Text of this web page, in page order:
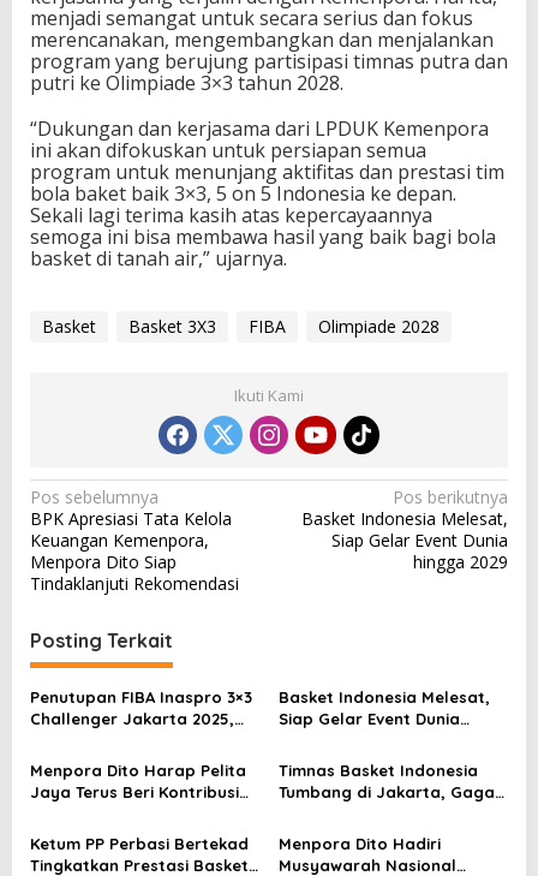
menjadi semangat untuk secara serius dan fokus
merencanakan, mengembangkan dan menjalankan
program yang berujung partisipasi timnas putra dan
putri ke Olimpiade 3×3 tahun 2028.
“Dukungan dan kerjasama dari LPDUK Kemenpora
ini akan difokuskan untuk persiapan semua
program untuk menunjang aktifitas dan prestasi tim
bola baket baik 3×3, 5 on 5 Indonesia ke depan.
Sekali lagi terima kasih atas kepercayaannya
semoga ini bisa membawa hasil yang baik bagi bola
basket di tanah air,” ujarnya.
Basket Basket 3X3 FIBA Olimpiade 2028
Ikuti Kami
N
a
v
i
g
a
s
i
p
o
s
Pos sebelumnya
BPK Apresiasi Tata Kelola
Keuangan Kemenpora,
Menpora Dito Siap
Tindaklanjuti Rekomendasi
Pos berikutnya
Basket Indonesia Melesat,
Siap Gelar Event Dunia
hingga 2029
Posting Terkait
Penutupan FIBA Inaspro 3×3
Challenger Jakarta 2025,
Kemajuan
Basket Indonesia Melesat,
Siap Gelar Event Dunia
Menpora Dito Harap Pelita
Jaya Terus Beri Kontribusi
Timnas Basket Indonesia
Tumbang di Jakarta, Gagal
Ketum PP Perbasi Bertekad
Tingkatkan Prestasi Basket
Menpora Dito Hadiri
Musyawarah Nasional